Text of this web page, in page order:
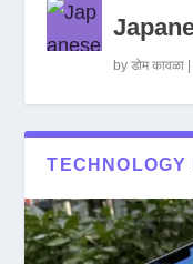
byडोम कावळा
TECHNOLOGY